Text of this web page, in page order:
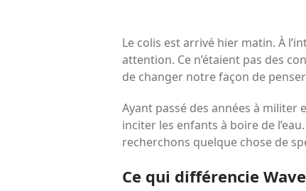
Le colis est arrivé hier matin. À
attention. Ce n’étaient pas des
de changer notre façon de
Ayant passé des années à militer
inciter les enfants à boire de
recherchons quelque chose de
Ce qui différencie